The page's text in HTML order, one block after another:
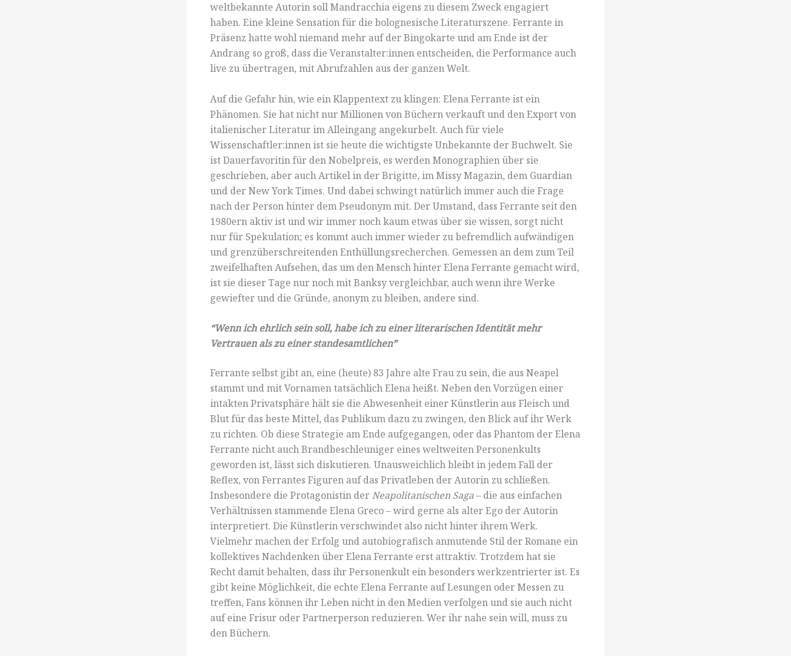
weltbekannte Autorin soll Mandracchia eigens zu diesem Zweck engagiert
haben. Eine kleine Sensation für die bolognesische Literaturszene. Ferrante in
Präsenz hatte wohl niemand mehr auf der Bingokarte und am Ende ist der
Andrang so groß, dass die Veranstalter:innen entscheiden, die Performance auch
live zu übertragen, mit Abrufzahlen aus der ganzen Welt.
Auf die Gefahr hin, wie ein Klappentext zu klingen: Elena Ferrante ist ein
Phänomen. Sie hat nicht nur Millionen von Büchern verkauft und den Export von
italienischer Literatur im Alleingang angekurbelt. Auch für viele
Wissenschaftler:innen ist sie heute die wichtigste Unbekannte der Buchwelt. Sie
ist Dauerfavoritin für den Nobelpreis, es werden Monographien über sie
geschrieben, aber auch Artikel in der Brigitte, im Missy Magazin, dem Guardian
und der New York Times. Und dabei schwingt natürlich immer auch die Frage
nach der Person hinter dem Pseudonym mit. Der Umstand, dass Ferrante seit den
1980ern aktiv ist und wir immer noch kaum etwas über sie wissen, sorgt nicht
nur für Spekulation; es kommt auch immer wieder zu befremdlich aufwändigen
und grenzüberschreitenden Enthüllungsrecherchen. Gemessen an dem zum Teil
zweifelhaften Aufsehen, das um den Mensch hinter Elena Ferrante gemacht wird,
ist sie dieser Tage nur noch mit Banksy vergleichbar, auch wenn ihre Werke
gewiefter und die Gründe, anonym zu bleiben, andere sind.
“Wenn ich ehrlich sein soll, habe ich zu einer literarischen Identität mehr
Vertrauen als zu einer standesamtlichen”
Ferrante selbst gibt an, eine (heute) 83 Jahre alte Frau zu sein, die aus Neapel
stammt und mit Vornamen tatsächlich Elena heißt. Neben den Vorzügen einer
intakten Privatsphäre hält sie die Abwesenheit einer Künstlerin aus Fleisch und
Blut für das beste Mittel, das Publikum dazu zu zwingen, den Blick auf ihr Werk
zu richten. Ob diese Strategie am Ende aufgegangen, oder das Phantom der Elena
Ferrante nicht auch Brandbeschleuniger eines weltweiten Personenkults
geworden ist, lässt sich diskutieren. Unausweichlich bleibt in jedem Fall der
Reflex, von Ferrantes Figuren auf das Privatleben der Autorin zu schließen.
Insbesondere die Protagonistin derNeapolitanischen Saga– die aus einfachen
Verhältnissen stammende Elena Greco – wird gerne als alter Ego der Autorin
interpretiert. Die Künstlerin verschwindet also nicht hinter ihrem Werk.
Vielmehr machen der Erfolg und autobiografisch anmutende Stil der Romane ein
kollektives Nachdenken über Elena Ferrante erst attraktiv. Trotzdem hat sie
Recht damit behalten, dass ihr Personenkult ein besonders werkzentrierter ist. Es
gibt keine Möglichkeit, die echte Elena Ferrante auf Lesungen oder Messen zu
treffen, Fans können ihr Leben nicht in den Medien verfolgen und sie auch nicht
auf eine Frisur oder Partnerperson reduzieren. Wer ihr nahe sein will, muss zu
den Büchern.